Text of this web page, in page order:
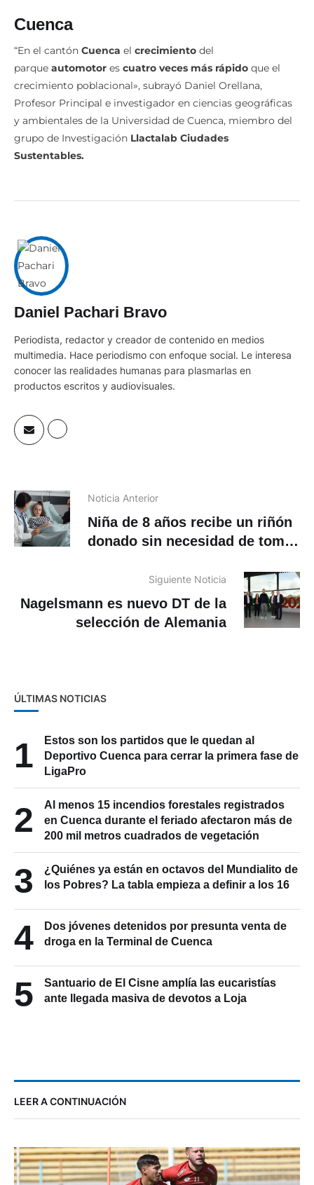
Cuenca
“En el cantón Cuenca el crecimiento del
parque automotor es cuatro veces más rápido que el
crecimiento poblacional», subrayó Daniel Orellana,
Profesor Principal e investigador en ciencias geográficas
y ambientales de la Universidad de Cuenca, miembro del
grupo de Investigación Llactalab Ciudades
Sustentables.
Daniel Pachari Bravo
Periodista, redactor y creador de contenido en medios
multimedia. Hace periodismo con enfoque social. Le interesa
conocer las realidades humanas para plasmarlas en
productos escritos y audiovisuales.
Noticia Anterior
Niña de 8 años recibe un riñón
donado sin necesidad de tomar
Siguiente Noticia
Nagelsmann es nuevo DT de la
selección de Alemania
ÚLTIMAS NOTICIAS
1
Estos son los partidos que le quedan al
Deportivo Cuenca para cerrar la primera fase de
LigaPro
2
Al menos 15 incendios forestales registrados
en Cuenca durante el feriado afectaron más de
200 mil metros cuadrados de vegetación
3
¿Quiénes ya están en octavos del Mundialito de
los Pobres? La tabla empieza a definir a los 16
4
Dos jóvenes detenidos por presunta venta de
droga en la Terminal de Cuenca
5
Santuario de El Cisne amplía las eucaristías
ante llegada masiva de devotos a Loja
LEER A CONTINUACIÓN